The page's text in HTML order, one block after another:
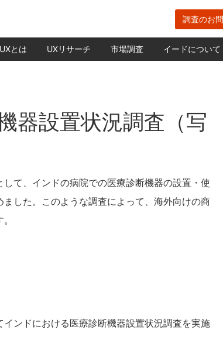
調査のお
UXとは UXリサーチ 市場調査 イードについて
器設置状況調査（写
て、インドの病院での医療診断機器の設置・使
した。このような調査によって、海外向けの商
ンドにおける医療診断機器設置状況調査を実施